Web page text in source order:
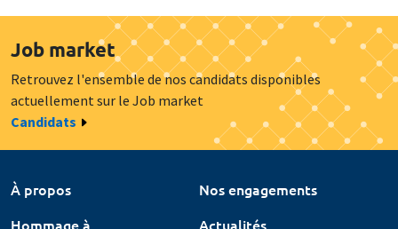
Job market
Retrouvez l'ensemble de nos candidats disponibles
actuellement sur le Job market
Candidats
À propos
Nos engagements
Hommage à
Actualités